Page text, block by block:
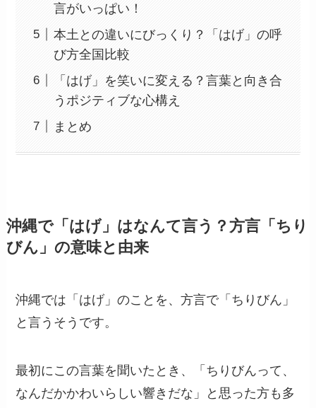
言がいっぱい！
本土との違いにびっくり？「はげ」の呼
び方全国比較
「はげ」を笑いに変える？言葉と向き合
うポジティブな心構え
まとめ
沖縄で「はげ」はなんて言う？方言「ちり
びん」の意味と由来
沖縄では「はげ」のことを、方言で「ちりびん」
と言うそうです。
最初にこの言葉を聞いたとき、「ちりびんって、
なんだかかわいらしい響きだな」と思った方も多